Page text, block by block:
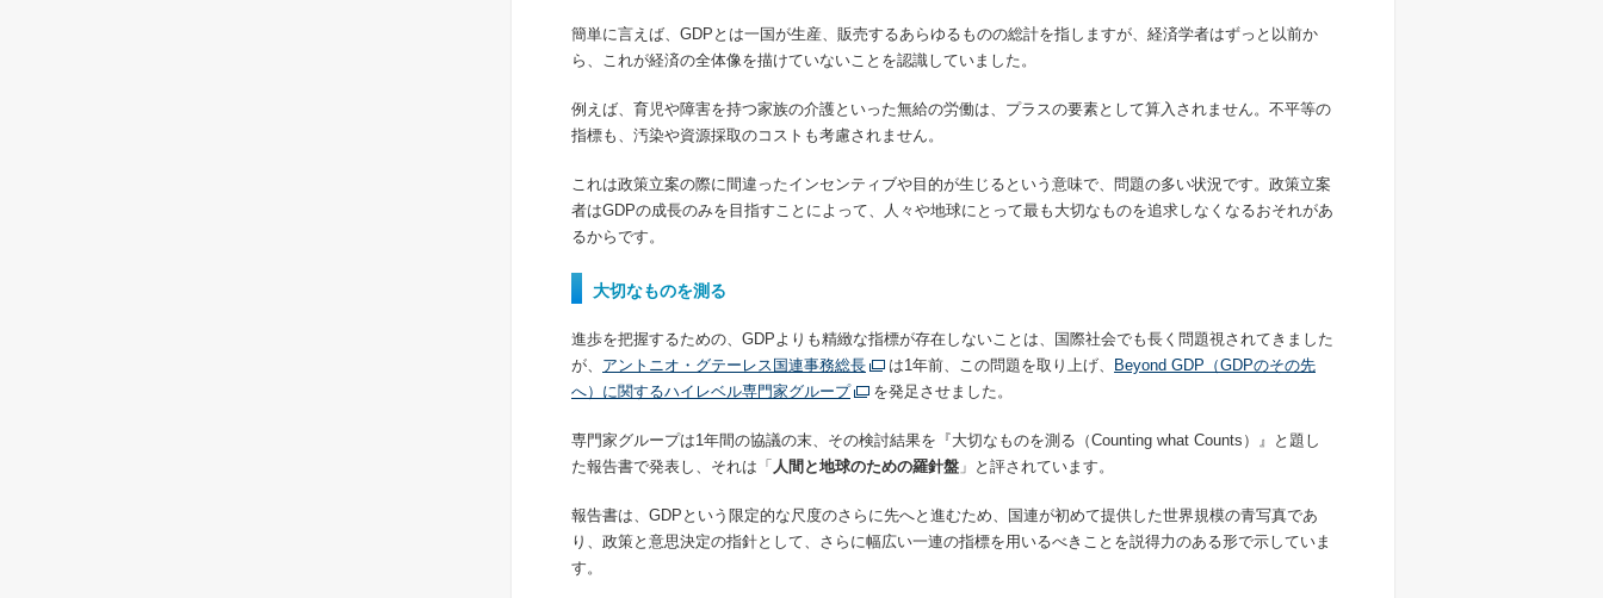
簡単に言えば、GDPとは一国が生産、販売するあらゆるものの総計を指しますが、経済学者はずっと以前か
ら、これが経済の全体像を描けていないことを認識していました。
例えば、育児や障害を持つ家族の介護といった無給の労働は、プラスの要素として算入されません。不平等の
指標も、汚染や資源採取のコストも考慮されません。
これは政策立案の際に間違ったインセンティブや目的が生じるという意味で、問題の多い状況です。政策立案
者はGDPの成長のみを目指すことによって、人々や地球にとって最も大切なものを追求しなくなるおそれがあ
るからです。
大切なものを測る
進歩を把握するための、GDPよりも精緻な指標が存在しないことは、国際社会でも長く問題視されてきました
が、 アントニオ・グテーレス国連事務総長 は1年前、この問題を取り上げ、
Beyond GDP（GDPのその先
へ）に関するハイレベル専門家グループ
を発足させました。
専門家グループは1年間の協議の末、その検討結果を『大切なものを測る（Counting what Counts）』と題し
た報告書で発表し、それは「 人間と地球のための羅針盤 」と評されています。
報告書は、GDPという限定的な尺度のさらに先へと進むため、国連が初めて提供した世界規模の青写真であ
り、政策と意思決定の指針として、さらに幅広い一連の指標を用いるべきことを説得力のある形で示していま
す。